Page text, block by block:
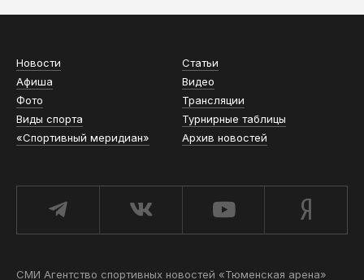
Новости
Статьи
Афиша
Видео
Фото
Трансляции
Виды спорта
Турнирные таблицы
«Спортивный меридиан»
Архив новостей
СМИ Агентство спортивных новостей «Тюменская арена»